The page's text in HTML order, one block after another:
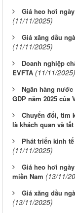
Giá heo hơi
(11/11/2025)
Giá xăng dầu
(11/11/2025)
Doanh nghiệp
EVFTA (11/11/2025)
Ngân hàng
GDP năm 2025 của
Chuyển đổi, tìm
là khách quan và tất
Phát triển kinh
(11/11/2025)
Giá heo hơi
miền Nam (13/11/
Giá xăng dầu
(13/11/2025)